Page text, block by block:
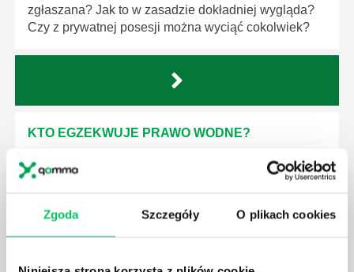
Zgoda Szczegóły O plikach cookies
zgłaszana? Jak to w zasadzie dokładniej wygląda?
Czy z prywatnej posesji można wyciąć cokolwiek?
KTO EGZEKWUJE PRAWO WODNE?
ustawodawstwie polskim. Na czym dokładniej ono
egzekwowanie prawa wodnego? Na te pytania
odpowiemy pokrótce poniżej.